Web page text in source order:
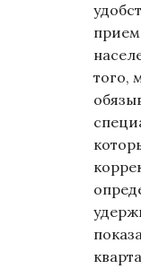
того,